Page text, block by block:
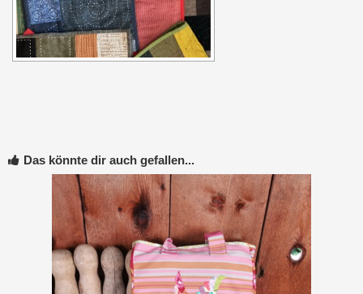
Das könnte dir auch gefallen...